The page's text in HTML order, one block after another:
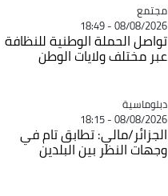
Catégorie
مجتمع
08/08/2026 - 18:49
تواصل الحملة الوطنية للنظافة
عبر مختلف ولايات الوطن
Catégorie
دبلوماسية
08/08/2026 - 18:15
الجزائر/مالي: تطابق تام في
وجهات النظر بين البلدين